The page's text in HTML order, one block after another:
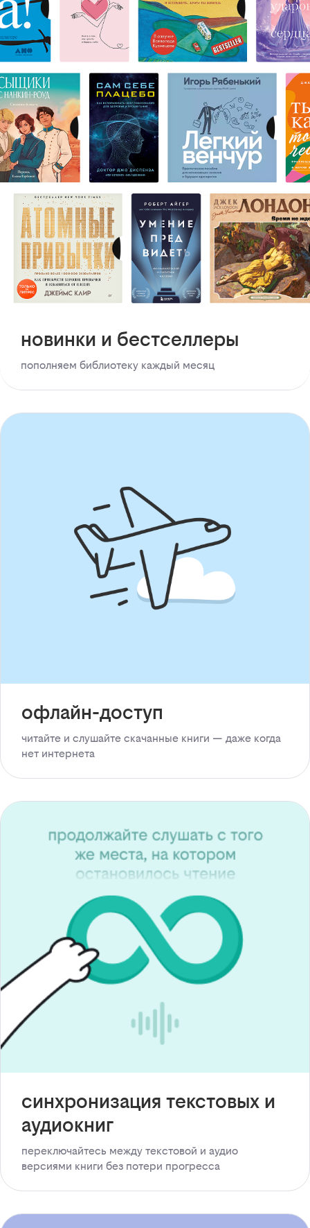
новинки и бестселлеры
пополняем библиотеку каждый месяц
офлайн-доступ
читайте и слушайте скачанные книги — даже когда
нет интернета
синхронизация текстовых и
аудиокниг
переключайтесь между текстовой и аудио
версиями книги без потери прогресса